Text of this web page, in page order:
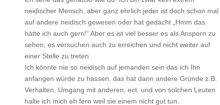
neidischer Mensch, aber ganz ehrlich jeder ist doch schon mal
auf andere neidisch gewesen oder hat gedacht „Hmm das
hätte ich auch gern!“ Aber es ist viel besser es als Ansporn zu
sehen, es versuchen auch zu erreichen und nicht weiter auf
einer Stelle zu treten.
Ich könnte nie so neidisch auf jemanden sein das ich Ihn
anfangen würde zu hassen, das hat dann andere Gründe z.B.
Verhalten, Umgang mit anderen, ect. und von solchen Leuten
halte ich mich eh fern weil sie einem nicht gut tun.